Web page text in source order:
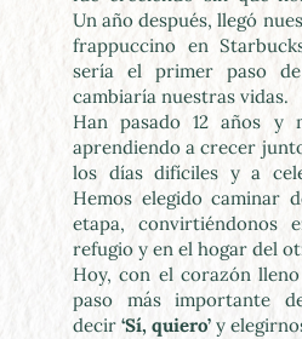
Un año después, llegó
frappuccino en
sería el primer paso
cambiaría nuestras vidas.
Han pasado 12 años y
aprendiendo a crecer
los días difíciles y a
Hemos elegido caminar
etapa, convirtiéndonos
refugio y en el hogar del
Hoy, con el corazón
paso más importante
decir ‘Sí, quiero’ y